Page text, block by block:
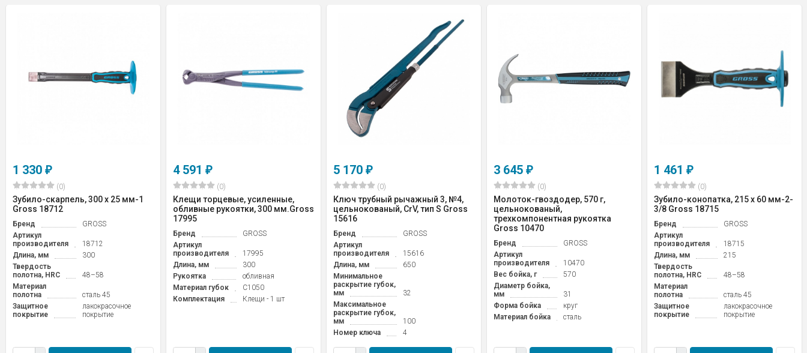
1 330 ₽
(0)
Зубило-скарпель, 300 х 25 мм-1
Gross 18712
Бренд
GROSS
Артикул
производителя
18712
Длина, мм
300
Твердость
полотна, HRC
48–58
Материал
полотна
сталь 45
Защитное
покрытие
лакокрасочное
покрытие
4 591 ₽
(0)
Клещи торцевые, усиленные,
обливные рукоятки, 300 мм.Gross
17995
Бренд
GROSS
Артикул
производителя
17995
Длина, мм
300
Рукоятка
обливная
Материал губок
C1050
Комплектация
Клещи - 1 шт
5 170 ₽
(0)
Ключ трубный рычажный 3, №4,
цельнокованый, CrV, тип S Gross
15616
Бренд
GROSS
Артикул
производителя
15616
Длина, мм
650
Минимальное
раскрытие губок,
мм
32
Максимальное
раскрытие губок,
мм
100
Номер ключа
4
3 645 ₽
(0)
Молоток-гвоздодер, 570 г,
цельнокованый,
трехкомпонентная рукоятка
Gross 10470
Бренд
GROSS
Артикул
производителя
10470
Вес бойка, г
570
Диаметр бойка,
мм
31
Форма бойка
круг
Материал бойка
сталь
1 461 ₽
(0)
Зубило-конопатка, 215 х 60 мм-2-
3/8 Gross 18715
Бренд
GROSS
Артикул
производителя
18715
Длина, мм
215
Твердость
полотна, HRC
48–58
Материал
полотна
сталь 45
Защитное
покрытие
лакокрасочное
покрытие